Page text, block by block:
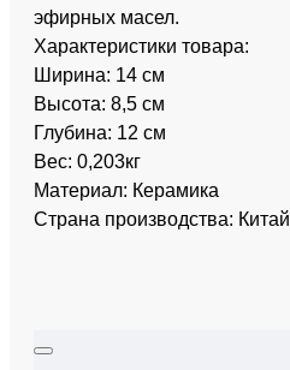
эфирных масел.
Характеристики товара:
Ширина: 14 см
Высота: 8,5 см
Глубина: 12 см
Вес: 0,203кг
Материал: Керамика
Страна производства: Китай